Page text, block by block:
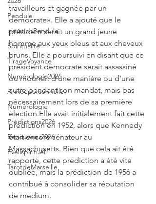
Pendule
initiationPendule
Spiritualité
TirageVoyance
Numérologie2026
Annéepersonnelle
Numérologie
Prédictions2026
Renouveau2026
Eveilspirituel
TarotdeMarseille
travailleurs et gagnée par un
démocrate». Elle a ajouté que le
président serait un grand jeune
homme aux yeux bleus et aux cheveux
bruns. Elle a poursuivi en disant que ce
président démocrate serait assassiné
ou mourrait d’une manière ou d’une
autre pendant son mandat, mais pas
nécessairement lors de sa première
élection.Elle avait initialement fait cette
prédiction en 1952, alors que Kennedy
était encore sénateur au
Massachusetts. Bien que cela ait été
rapporté, cette prédiction a été vite
oubliée, mais la prédiction de 1956 a
contribué à consolider sa réputation
de médium.